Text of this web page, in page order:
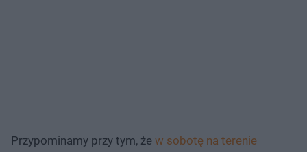
Przypominamy przy tym, że w sobotę na terenie